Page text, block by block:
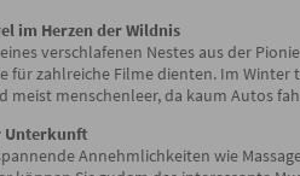
im Herzen der Wildnis
verschlafenen Nestes aus der
für zahlreiche Filme dienten. Im Winter
meist menschenleer, da kaum Autos
Unterkunft
Annehmlichkeiten wie